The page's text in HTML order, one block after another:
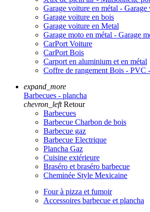
Garage voiture en métal -
Garage voiture en bois
Garage voiture en Metal
Garage moto en métal - Garage
CarPort Voiture
CarPort Bois
Carport en aluminium et en métal
Coffre de rangement Bois - PVC
expand_more
Barbecues - plancha
chevron_left Retour
Barbecues
Barbecue Charbon de bois
Barbecue gaz
Barbecue Electrique
Plancha Gaz
Cuisine extérieure
Braséro et braséro barbecue
Cheminée Style Mexicaine
Four à pizza et fumoir
Accessoires barbecue et plancha